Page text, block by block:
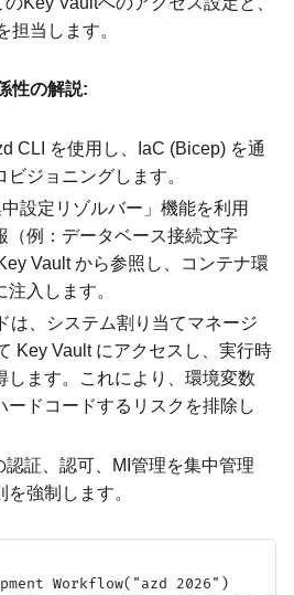
担当します。
性の解説:
CLI を使用し、IaC (Bicep) を通
ジョニングします。
設定リゾルバー」機能を利用
（例：データベース接続文字
Vault から参照し、コンテナ環
入します。
は、システム割り当てマネージ
Key Vault にアクセスし、実行時
します。これにより、環境変数
ードコードするリスクを排除し
認証、認可、MI管理を集中管理
強制します。
Workflow("azd 2026")